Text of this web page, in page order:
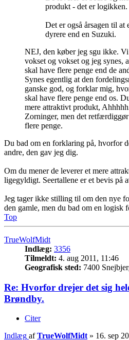
produkt - det er logikken.
Det er også årsagen til at
dyrere end en Suzuki.
NEJ, den køber jeg sgu ikke.
vokset og vokset og jeg synes,
skal have flere penge end de
Synes egentlig at den
ganske god, og forklar mig,
skal have flere penge end os.
mere attraktivt produkt,
Zorninger, men det
flere penge.
Du bad om en forklaring på, hvorfor
andre, den gav jeg dig.
Om du mener de leverer et mere
ligegyldigt. Seertallene er et bevis på
Jeg tager ikke stilling til om den nye
den gamle, men du bad om en logisk
Top
TrueWolfMidt
Indlæg: 3356
Tilmeldt: 4. aug 2011, 11:46
Geografisk sted: 7400
Re: Hvorfor drejer det sig
Brøndby.
Citer
Indlæg afTrueWolfMidt » 16. sep